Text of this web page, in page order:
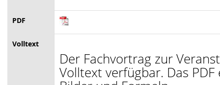
PDF
Volltext
Der Fachvortrag zur
Volltext verfügbar. Das